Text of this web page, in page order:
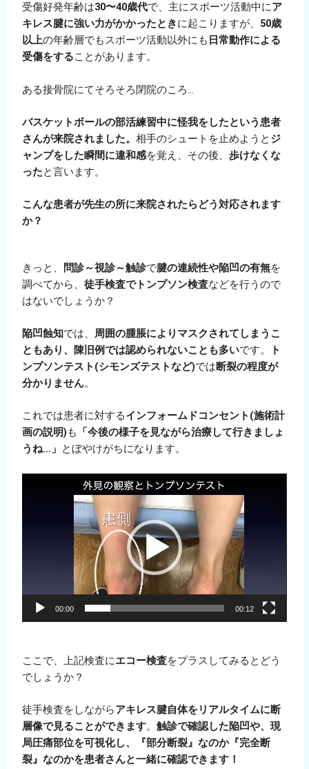
受傷好発年齢は30〜40歳代で、主にスポーツ活動中にア
キレス腱に強い力がかかったときに起こりますが、 50歳
以上の年齢層でもスポーツ活動以外にも 日常動作による
受傷をすることがあります。
ある接骨院にてそろそろ閉院のころ…
バスケットボールの部活練習中に怪我をしたという患者
さんが来院されました。相手のシュートを止めようと ジ
ャンプをした瞬間に違和感を覚え、その後、歩けなくな
ったと言います。
こんな患者が先生の所に来院されたらどう対応されます
か？
きっと、 問診～視診～触診で腱の連続性や陥凹の有無を
調べてから、徒手検査でトンプソン検査などを行うので
はないでしょうか？
陥凹蝕知では、 周囲の腫脹によりマスクされてしまうこ
ともあり、陳旧例では認められないことも多いです。
ト
ンプソンテスト(シモンズテストなど)では断裂の程度が
分かりません。
これでは患者に対するインフォームドコンセント(施術計
画の説明) も
「今後の様子を見ながら治療して行きましょ
うね…」 とぼやけがちになります。
00:00 00:12
ここで、上記検査にエコー検査をプラスしてみるとどう
でしょうか？
徒手検査をしながらアキレス腱自体をリアルタイムに断
層像で見ることができます。触診で確認した陥凹や、現
局圧痛部位を可視化し、『部分断裂』なのか『完全断
裂』なのかを患者さんと一緒に確認できます！